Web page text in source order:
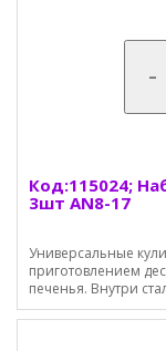
-
Код:115024;
3шт AN8-17
Универсальные
приготовлением
печенья. Внутри